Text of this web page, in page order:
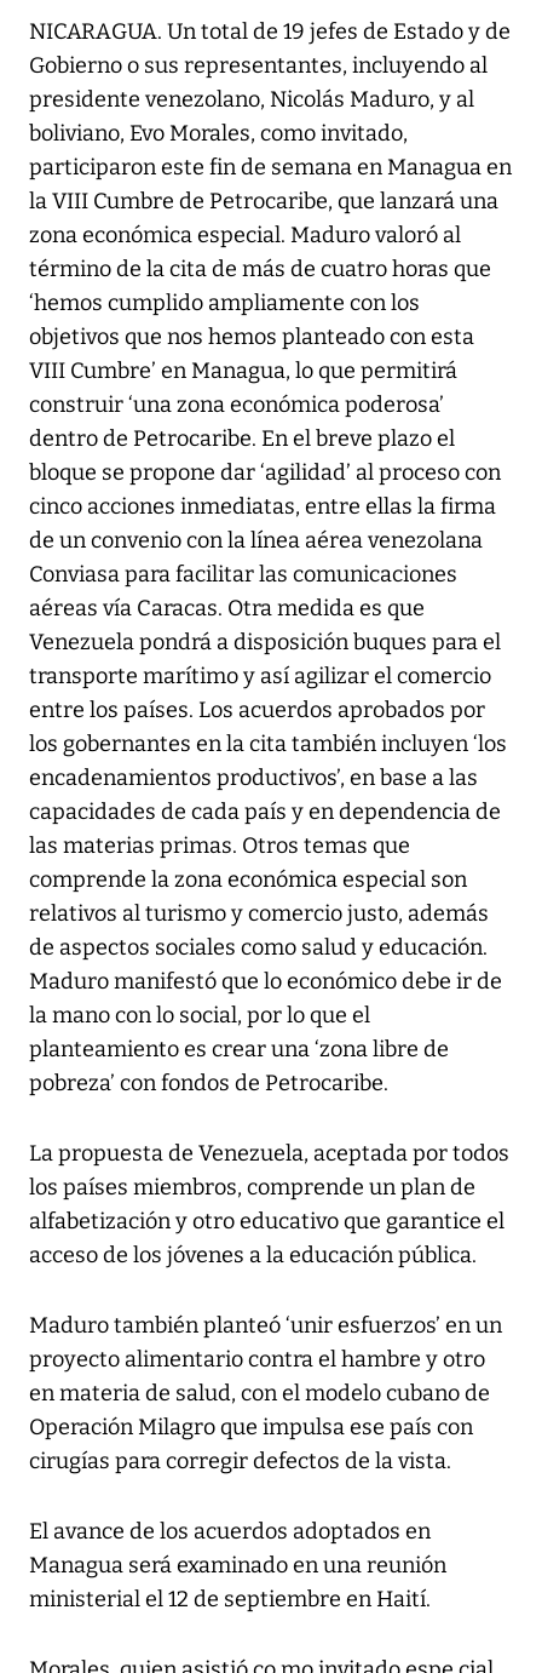
NICARAGUA. Un total de 19 jefes de Estado y de
Gobierno o sus representantes, incluyendo al
presidente venezolano, Nicolás Maduro, y al
boliviano, Evo Morales, como invitado,
participaron este fin de semana en Managua en
la VIII Cumbre de Petrocaribe, que lanzará una
zona económica especial. Maduro valoró al
término de la cita de más de cuatro horas que
‘hemos cumplido ampliamente con los
objetivos que nos hemos planteado con esta
VIII Cumbre’ en Managua, lo que permitirá
construir ‘una zona económica poderosa’
dentro de Petrocaribe. En el breve plazo el
bloque se propone dar ‘agilidad’ al proceso con
cinco acciones inmediatas, entre ellas la firma
de un convenio con la línea aérea venezolana
Conviasa para facilitar las comunicaciones
aéreas vía Caracas. Otra medida es que
Venezuela pondrá a disposición buques para el
transporte marítimo y así agilizar el comercio
entre los países. Los acuerdos aprobados por
los gobernantes en la cita también incluyen ‘los
encadenamientos productivos’, en base a las
capacidades de cada país y en dependencia de
las materias primas. Otros temas que
comprende la zona económica especial son
relativos al turismo y comercio justo, además
de aspectos sociales como salud y educación.
Maduro manifestó que lo económico debe ir de
la mano con lo social, por lo que el
planteamiento es crear una ‘zona libre de
pobreza’ con fondos de Petrocaribe.
La propuesta de Venezuela, aceptada por todos
los países miembros, comprende un plan de
alfabetización y otro educativo que garantice el
acceso de los jóvenes a la educación pública.
Maduro también planteó ‘unir esfuerzos’ en un
proyecto alimentario contra el hambre y otro
en materia de salud, con el modelo cubano de
Operación Milagro que impulsa ese país con
cirugías para corregir defectos de la vista.
El avance de los acuerdos adoptados en
Managua será examinado en una reunión
ministerial el 12 de septiembre en Haití.